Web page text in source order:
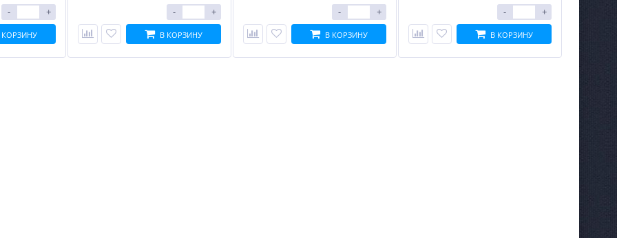
- +
КОРЗИНУ
- +
В КОРЗИНУ
- +
В КОРЗИНУ
- +
В КОРЗИНУ